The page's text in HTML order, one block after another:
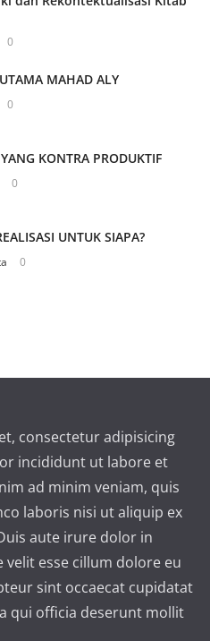
0
MAHAD ALY
0
KONTRA PRODUKTIF
0
UNTUK SIAPA?
0
consectetur adipisicing
incididunt ut labore et
ad minim veniam, quis
laboris nisi ut aliquip ex
aute irure dolor in
esse cillum dolore eu
sint occaecat cupidatat
qui officia deserunt mollit